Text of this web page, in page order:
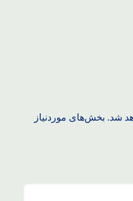
شد. بخش‌های موردنیاز